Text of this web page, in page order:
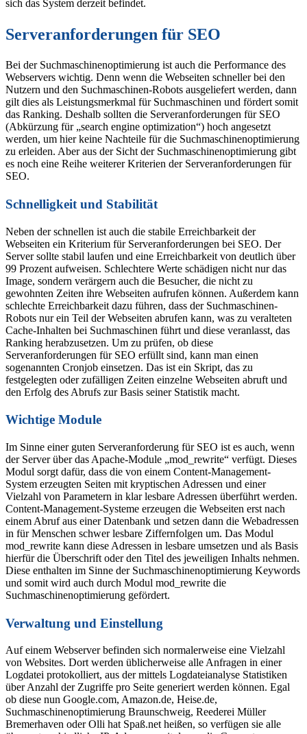
sich das System derzeit befindet.
Serveranforderungen für SEO
Bei der Suchmaschinenoptimierung ist auch die Performance des
Webservers wichtig. Denn wenn die Webseiten schneller bei den
Nutzern und den Suchmaschinen-Robots ausgeliefert werden, dann
gilt dies als Leistungsmerkmal für Suchmaschinen und fördert somit
das Ranking. Deshalb sollten die Serveranforderungen für SEO
(Abkürzung für „search engine optimization“) hoch angesetzt
werden, um hier keine Nachteile für die Suchmaschinenoptimierung
zu erleiden. Aber aus der Sicht der Suchmaschinenoptimierung gibt
es noch eine Reihe weiterer Kriterien der Serveranforderungen für
SEO.
Schnelligkeit und Stabilität
Neben der schnellen ist auch die stabile Erreichbarkeit der
Webseiten ein Kriterium für Serveranforderungen bei SEO. Der
Server sollte stabil laufen und eine Erreichbarkeit von deutlich über
99 Prozent aufweisen. Schlechtere Werte schädigen nicht nur das
Image, sondern verärgern auch die Besucher, die nicht zu
gewohnten Zeiten ihre Webseiten aufrufen können. Außerdem kann
schlechte Erreichbarkeit dazu führen, dass der Suchmaschinen-
Robots nur ein Teil der Webseiten abrufen kann, was zu veralteten
Cache-Inhalten bei Suchmaschinen führt und diese veranlasst, das
Ranking herabzusetzen. Um zu prüfen, ob diese
Serveranforderungen für SEO erfüllt sind, kann man einen
sogenannten Cronjob einsetzen. Das ist ein Skript, das zu
festgelegten oder zufälligen Zeiten einzelne Webseiten abruft und
den Erfolg des Abrufs zur Basis seiner Statistik macht.
Wichtige Module
Im Sinne einer guten Serveranforderung für SEO ist es auch, wenn
der Server über das Apache-Module „mod_rewrite“ verfügt. Dieses
Modul sorgt dafür, dass die von einem Content-Management-
System erzeugten Seiten mit kryptischen Adressen und einer
Vielzahl von Parametern in klar lesbare Adressen überführt werden.
Content-Management-Systeme erzeugen die Webseiten erst nach
einem Abruf aus einer Datenbank und setzen dann die Webadressen
in für Menschen schwer lesbare Ziffernfolgen um. Das Modul
mod_rewrite kann diese Adressen in lesbare umsetzen und als Basis
hierfür die Überschrift oder den Titel des jeweiligen Inhalts nehmen.
Diese enthalten im Sinne der Suchmaschinenoptimierung Keywords
und somit wird auch durch Modul mod_rewrite die
Suchmaschinenoptimierung gefördert.
Verwaltung und Einstellung
Auf einem Webserver befinden sich normalerweise eine Vielzahl
von Websites. Dort werden üblicherweise alle Anfragen in einer
Logdatei protokolliert, aus der mittels Logdateianalyse Statistiken
über Anzahl der Zugriffe pro Seite generiert werden können. Egal
ob diese nun Google.com, Amazon.de, Heise.de,
Suchmaschinenoptimierung Braunschweig, Reederei Müller
Bremerhaven oder Olli hat Spaß.net heißen, so verfügen sie alle